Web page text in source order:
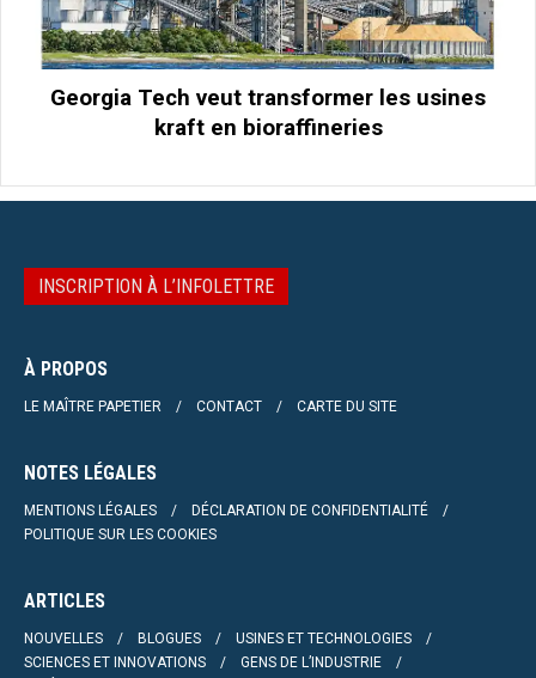
Georgia Tech veut transformer les usines
kraft en bioraffineries
INSCRIPTION À L’INFOLETTRE
À PROPOS
LE MAÎTRE PAPETIER CONTACT CARTE DU SITE
NOTES LÉGALES
MENTIONS LÉGALES
DÉCLARATION DE CONFIDENTIALITÉ
POLITIQUE SUR LES COOKIES
ARTICLES
NOUVELLES BLOGUES
USINES ET TECHNOLOGIES
SCIENCES ET INNOVATIONS
GENS DE L’INDUSTRIE